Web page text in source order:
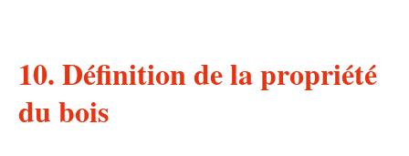
10. Définition de la propriété
du bois